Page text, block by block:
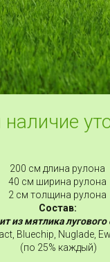
200 см длина рулона
40 см ширина рулона
2 см толщина рулона
Состав:
из мятлика лугового
Bluechip, Nuglade,
(по 25% каждый)